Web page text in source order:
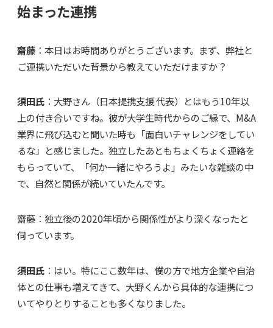
始まった連携
齋藤 ：本日はお時間ありがとうございます。まず、弊社と
ご連携いただいた背景から教えていただけますか？
須田氏 ：大野さん（日本提携支援 代表）とはもう10年以
上の付き合いですね。彼が大学生時代からのご縁で、M&A
業界に飛び込むと聞いた時も「面白いチャレンジをしてい
るな」と感じました。独立したあともちょくちょく連絡を
もらっていて、「何か一緒にやろうよ」みたいな雑談の中
で、自然と関係が続いていたんです。
齋藤：独立後の2020年頃から関係性がより深くなったと
伺っています。
須田氏 ：はい。特にここ数年は、僕の方で地方企業や自治
体との仕事も増えてきて、大野くんから具体的な連携につ
いてやりとりすることも多くなりました。